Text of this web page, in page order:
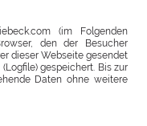
(im Folgenden
den der Besucher
dieser Webseite gesendet
gespeichert. Bis zur
Daten ohne weitere